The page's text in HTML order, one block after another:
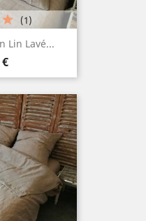
Lin Lavé...
(1)